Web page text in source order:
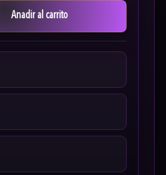
Anadir al carrito